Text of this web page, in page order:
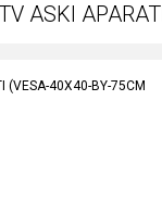
ASKI